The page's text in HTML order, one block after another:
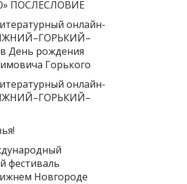
ПОСЛЕСЛОВИЕ
онлайн-
День рождения
Горького
онлайн-
фестиваль
Новгороде